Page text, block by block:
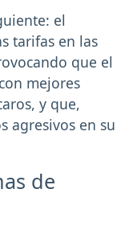
el
tarifas en las
que el
mejores
y que,
agresivos en su
de